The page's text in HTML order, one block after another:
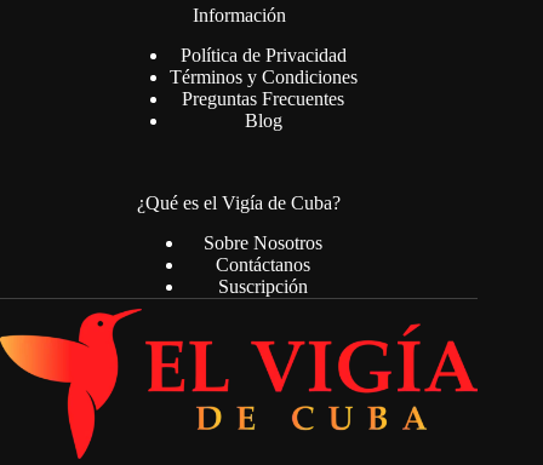
Información
Política de Privacidad
Términos y Condiciones
Preguntas Frecuentes
Blog
¿Qué es el Vigía de Cuba?
Sobre Nosotros
Contáctanos
Suscripción